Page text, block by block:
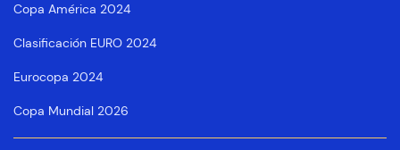
Copa América 2024
Clasificación EURO 2024
Eurocopa 2024
Copa Mundial 2026